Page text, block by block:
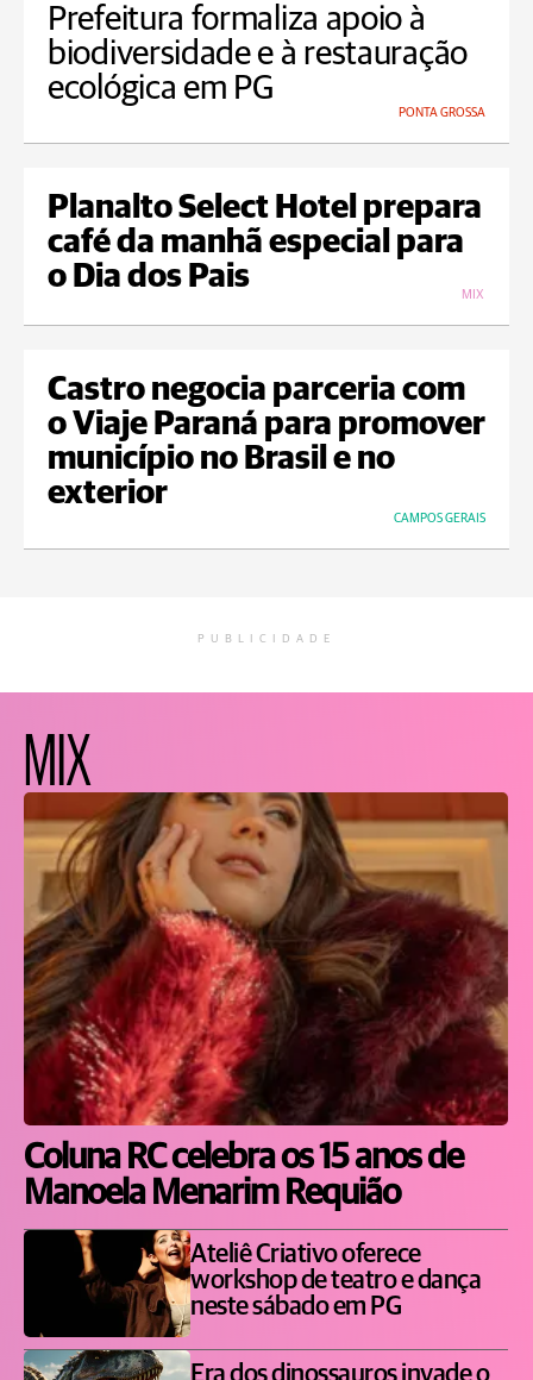
Prefeitura formaliza apoio à
biodiversidade e à restauração
ecológica em PG
PONTA GROSSA
Planalto Select Hotel prepara
café da manhã especial para
o Dia dos Pais
MIX
Castro negocia parceria com
o Viaje Paraná para promover
município no Brasil e no
exterior
CAMPOS GERAIS
PUBLICIDADE
MIX
Coluna RC celebra os 15 anos de
Manoela Menarim Requião
Ateliê Criativo oferece
workshop de teatro e dança
neste sábado em PG